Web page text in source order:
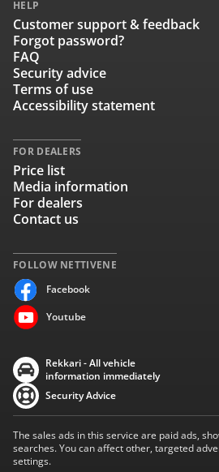
FOLLOW NETTIVENE
Facebook
Youtube
HELP
Customer support & feedback
Forgot password?
FAQ
Security advice
Terms of use
Accessibility statement
FOR DEALERS
Price list
Media information
For dealers
Contact us
Rekkari - All vehicle
information immediately
Security Advice
The sales ads in this service are paid ads,
searches. You can affect other, targeted
settings.